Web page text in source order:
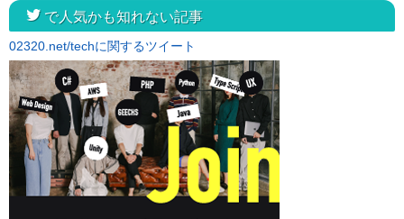
twitterで人気かも知れない記事
02320.net/techに関するツイート